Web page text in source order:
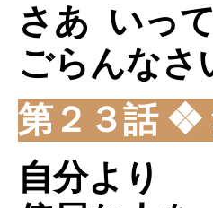
さあ いって
ごらんなさ
第２３話 ❖
自分より